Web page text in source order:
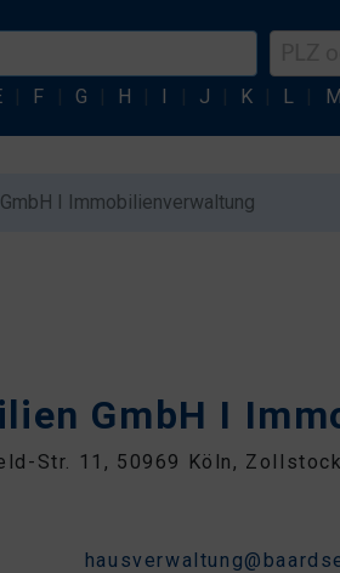
F G H I J K L M
I Immobilienverwaltung
GmbH I
Str. 11, 50969 Köln, Zollstock